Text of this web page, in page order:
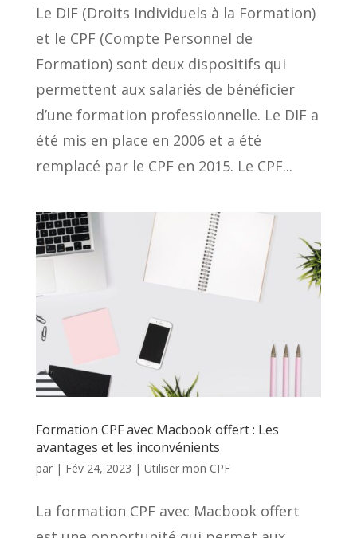
Le DIF (Droits Individuels à la Formation)
et le CPF (Compte Personnel de
Formation) sont deux dispositifs qui
permettent aux salariés de bénéficier
d’une formation professionnelle. Le DIF a
été mis en place en 2006 et a été
remplacé par le CPF en 2015. Le CPF...
Formation CPF avec Macbook offert : Les
avantages et les inconvénients
par | Fév 24, 2023 | Utiliser mon CPF
La formation CPF avec Macbook offert